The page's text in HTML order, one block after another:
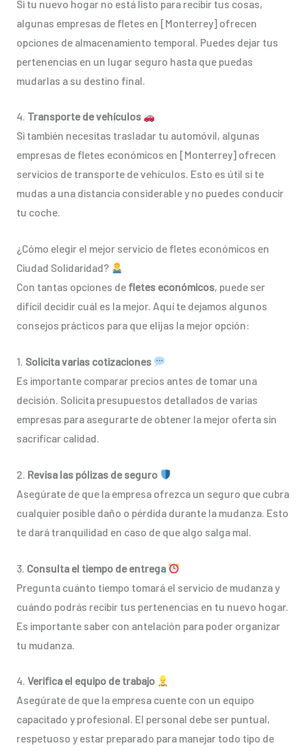
Si tu nuevo hogar no está listo para recibir tus cosas,
algunas empresas de fletes en [Monterrey] ofrecen
opciones de almacenamiento temporal. Puedes dejar tus
pertenencias en un lugar seguro hasta que puedas
mudarlas a su destino final.
4. Transporte de vehículos
Si también necesitas trasladar tu automóvil, algunas
empresas de fletes económicos en [Monterrey] ofrecen
servicios de transporte de vehículos. Esto es útil si te
mudas a una distancia considerable y no puedes conducir
tu coche.
¿Cómo elegir el mejor servicio de fletes económicos en
Ciudad Solidaridad?
Con tantas opciones de fletes económicos, puede ser
difícil decidir cuál es la mejor. Aquí te dejamos algunos
consejos prácticos para que elijas la mejor opción:
1. Solicita varias cotizaciones
Es importante comparar precios antes de tomar una
decisión. Solicita presupuestos detallados de varias
empresas para asegurarte de obtener la mejor oferta sin
sacrificar calidad.
2. Revisa las pólizas de seguro
Asegúrate de que la empresa ofrezca un seguro que cubra
cualquier posible daño o pérdida durante la mudanza. Esto
te dará tranquilidad en caso de que algo salga mal.
3. Consulta el tiempo de entrega
Pregunta cuánto tiempo tomará el servicio de mudanza y
cuándo podrás recibir tus pertenencias en tu nuevo hogar.
Es importante saber con antelación para poder organizar
tu mudanza.
4. Verifica el equipo de trabajo
Asegúrate de que la empresa cuente con un equipo
capacitado y profesional. El personal debe ser puntual,
respetuoso y estar preparado para manejar todo tipo de